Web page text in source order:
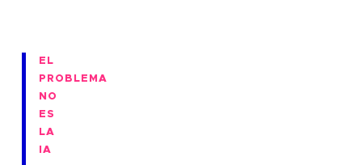
EL
PROBLEMA
NO
ES
LA
IA